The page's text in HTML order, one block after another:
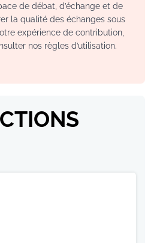
de débat, d’échange et de
la qualité des échanges sous
expérience de contribution,
nos règles d’utilisation.